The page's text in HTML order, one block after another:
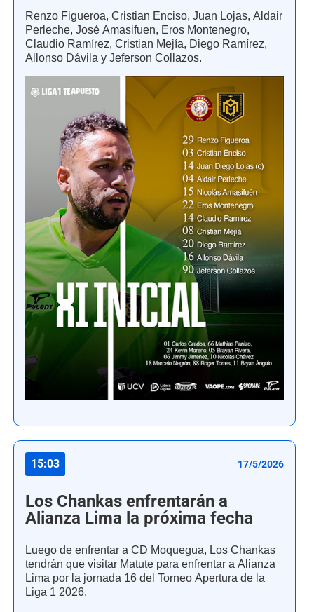
Renzo Figueroa, Cristian Enciso, Juan Lojas, Aldair
Perleche, José Amasifuen, Eros Montenegro,
Claudio Ramírez, Cristian Mejía, Diego Ramírez,
Allonso Dávila y Jeferson Collazos.
15:03 17/5/2026
Los Chankas enfrentarán a
Alianza Lima la próxima fecha
Luego de enfrentar a CD Moquegua, Los Chankas
tendrán que visitar Matute para enfrentar a Alianza
Lima por la jornada 16 del Torneo Apertura de la
Liga 1 2026.